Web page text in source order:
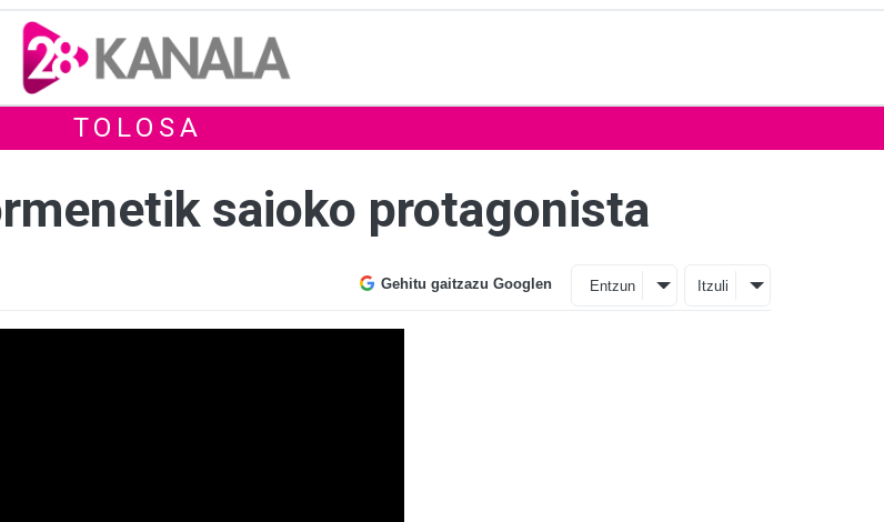
TOLOSA
saioko protagonista
Gehitu gaitzazu Googlen Entzun Itzuli